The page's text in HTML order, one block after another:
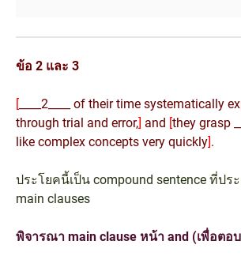
ข้อ 2 และ 3
[____2____ of their time systematically
through trial and error,] and [they grasp
like complex concepts very quickly].
ประโยคนี้เป็น compound sentence ที่ปร
main clauses
พิจารณา main clause หน้า and (เพื่อตอ